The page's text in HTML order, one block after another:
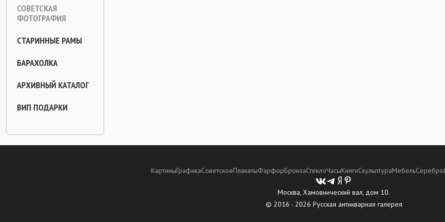
СОВЕТСКАЯ
ФОТОГРАФИЯ
СТАРИННЫЕ РАМЫ
БАРАХОЛКА
АРХИВНЫЙ КАТАЛОГ
ВИП ПОДАРКИ
КартиныГрафикаСоветскоеПлакатыФарфорБронзаСтеклоЧасыКнигиСкульптураМебельСеребро
Москва, Хамовнический вал, дом 10.
© 2016 - 2026 Русская антикварная галерея